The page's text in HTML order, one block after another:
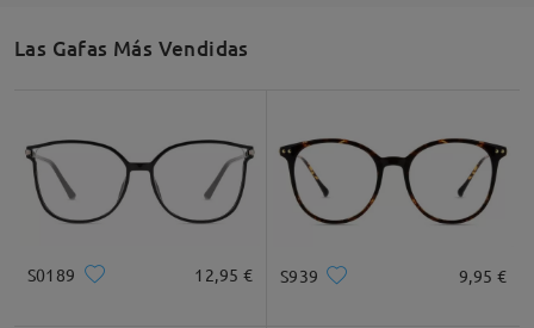
Las Gafas Más Vendidas
S0189 12,95 € S939 9,95 €